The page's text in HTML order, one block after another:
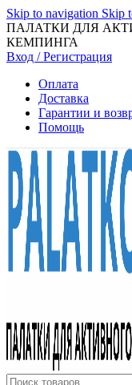
Skip to navigation Skip
ПАЛАТКИ ДЛЯ
КЕМПИНГА
Вход / Регистрация
Оплата
Доставка
Гарантии и
Помощь